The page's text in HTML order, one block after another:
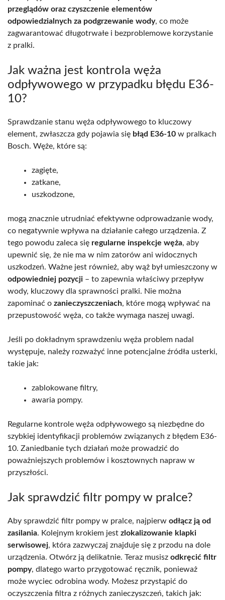
przeglądów oraz czyszczenie elementów
odpowiedzialnych za podgrzewanie wody, co może
zagwarantować długotrwałe i bezproblemowe korzystanie
z pralki.
Jak ważna jest kontrola węża
odpływowego w przypadku błędu E36-
10?
Sprawdzanie stanu węża odpływowego to kluczowy
element, zwłaszcza gdy pojawia się błąd E36-10 w pralkach
Bosch. Węże, które są:
zagięte,
zatkane,
uszkodzone,
mogą znacznie utrudniać efektywne odprowadzanie wody,
co negatywnie wpływa na działanie całego urządzenia. Z
tego powodu zaleca się regularne inspekcje węża, aby
upewnić się, że nie ma w nim zatorów ani widocznych
uszkodzeń. Ważne jest również, aby wąż był umieszczony w
odpowiedniej pozycji – to zapewnia właściwy przepływ
wody, kluczowy dla sprawności pralki. Nie można
zapominać o zanieczyszczeniach, które mogą wpływać na
przepustowość węża, co także wymaga naszej uwagi.
Jeśli po dokładnym sprawdzeniu węża problem nadal
występuje, należy rozważyć inne potencjalne źródła usterki,
takie jak:
zablokowane filtry,
awaria pompy.
Regularne kontrole węża odpływowego są niezbędne do
szybkiej identyfikacji problemów związanych z błędem E36-
10. Zaniedbanie tych działań może prowadzić do
poważniejszych problemów i kosztownych napraw w
przyszłości.
Jak sprawdzić filtr pompy w pralce?
Aby sprawdzić filtr pompy w pralce, najpierw odłącz ją od
zasilania. Kolejnym krokiem jest zlokalizowanie klapki
serwisowej, która zazwyczaj znajduje się z przodu na dole
urządzenia. Otwórz ją delikatnie. Teraz musisz odkręcić filtr
pompy, dlatego warto przygotować ręcznik, ponieważ
może wyciec odrobina wody. Możesz przystąpić do
oczyszczenia filtra z różnych zanieczyszczeń, takich jak: